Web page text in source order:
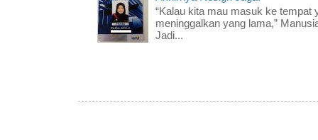
“Kalau kita mau masuk ke tempat
meninggalkan yang lama,”
Jadi...